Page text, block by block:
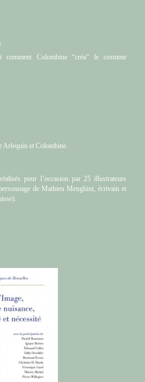
Colombine “créa” le costume
Arlequin et Colombine.
pour l’occasion par 25 illustrateurs
de Mathieu Menghini, écrivain et